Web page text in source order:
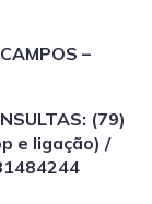
–
(79)
e ligação) /